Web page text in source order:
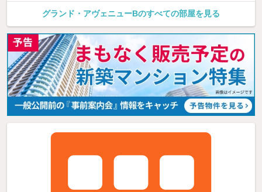
グランド・アヴェニューBのすべての部屋を見る